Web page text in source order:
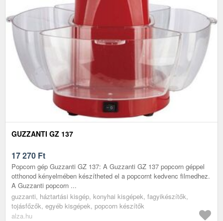
GUZZANTI GZ 137
17 270 Ft
Popcorn gép Guzzanti GZ 137: A Guzzanti GZ 137 popcorn géppel
otthonod kényelmében készítheted el a popcornt kedvenc filmedhez.
A Guzzanti popcorn ...
guzzanti, háztartási kisgép, konyhai kisgépek, fagyikészítők,
tojásfőzők, egyéb kisgépek, popcorn készítők
alza.hu